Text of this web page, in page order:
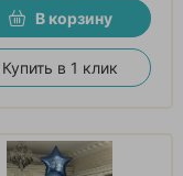
В корзину
Купить в 1 клик